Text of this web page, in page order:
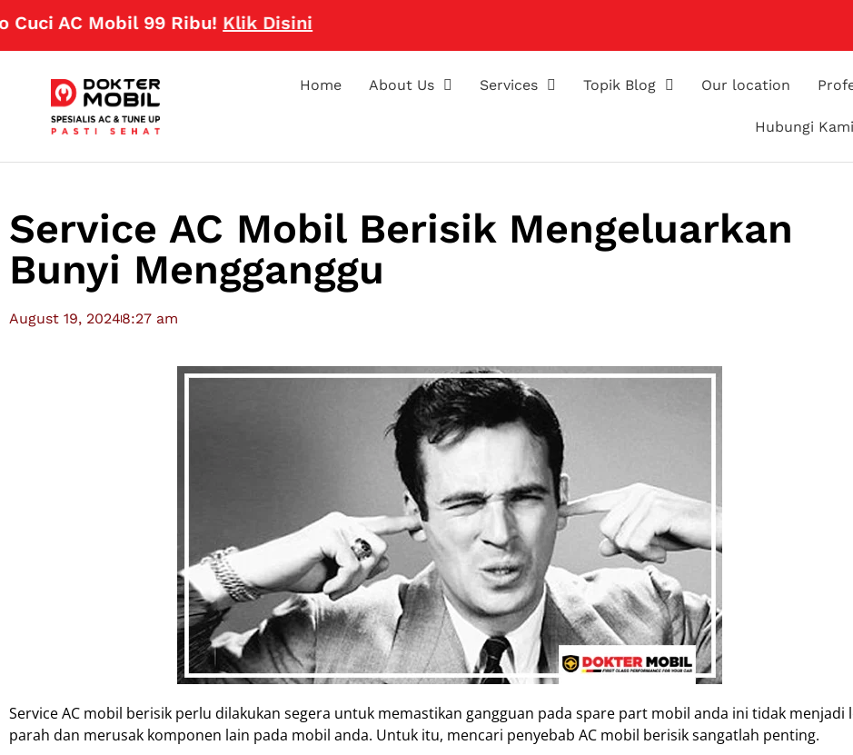
Mobil 99 Ribu!Klik Disini
Home About Us Services Topik Blog Our location
Hubungi Kami
Service AC Mobil Berisik Mengeluarkan
Bunyi Mengganggu
August 19, 20248:27 am
Service AC mobil berisik perlu dilakukan segera untuk memastikan gangguan pada spare part mobil anda ini tidak menjadi
parah dan merusak komponen lain pada mobil anda. Untuk itu, mencari penyebab AC mobil berisik sangatlah penting.